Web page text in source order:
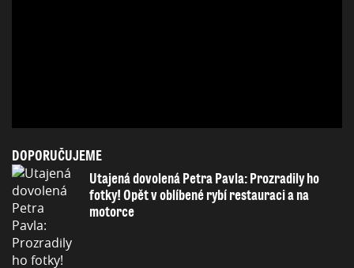
DOPORUČUJEME
Utajená dovolená Petra Pavla: Prozradily ho
fotky! Opět v oblíbené rybí restauraci a na
motorce